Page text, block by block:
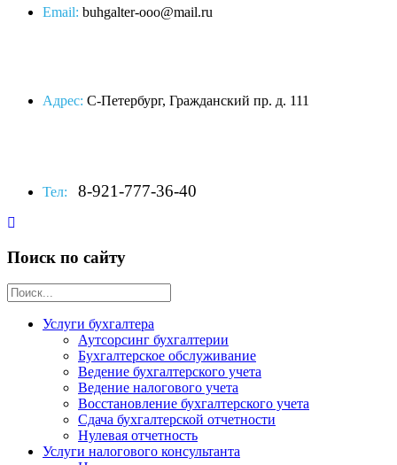
Email: buhgalter-ooo@mail.ru
Адрес: С-Петербург, Гражданский пр. д. 111
Тел: 8-921-777-36-40
Поиск по сайту
Услуги бухгалтера
Аутсорсинг бухгалтерии
Бухгалтерское обслуживание
Ведение бухгалтерского учета
Ведение налогового учета
Восстановление бухгалтерского учета
Сдача бухгалтерской отчетности
Нулевая отчетность
Услуги налогового консультанта